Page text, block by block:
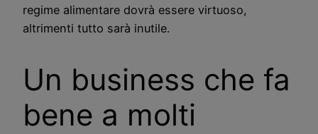
regime alimentare dovrà essere virtuoso,
altrimenti tutto sarà inutile.
Un business che fa
bene a molti